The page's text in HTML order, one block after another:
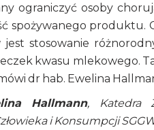
ograniczyć osoby
spożywanego produktu.
stosowanie
kwasu mlekowego.
dr hab. Ewelina
Hallmann, Katedra
i Konsumpcji